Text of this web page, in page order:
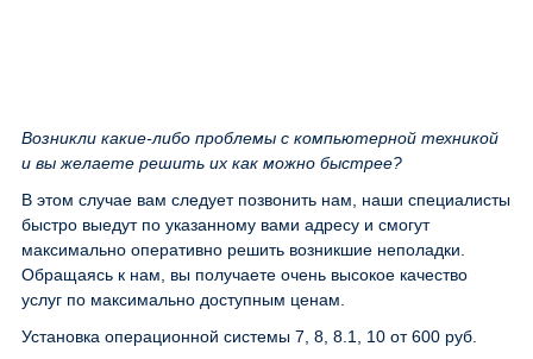
Возникли какие-либо проблемы с компьютерной техникой
и вы желаете решить их как можно быстрее?
В этом случае вам следует позвонить нам, наши специалисты
быстро выедут по указанному вами адресу и смогут
максимально оперативно решить возникшие неполадки.
Обращаясь к нам, вы получаете очень высокое качество
услуг по максимально доступным ценам.
Установка операционной системы 7, 8, 8.1, 10 от 600 руб.